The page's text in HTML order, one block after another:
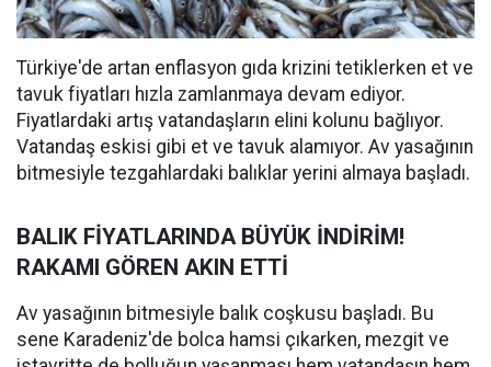
Türkiye'de artan enflasyon gıda krizini tetiklerken et ve
tavuk fiyatları hızla zamlanmaya devam ediyor.
Fiyatlardaki artış vatandaşların elini kolunu bağlıyor.
Vatandaş eskisi gibi et ve tavuk alamıyor. Av yasağının
bitmesiyle tezgahlardaki balıklar yerini almaya başladı.
BALIK FİYATLARINDA BÜYÜK İNDİRİM!
RAKAMI GÖREN AKIN ETTİ
Av yasağının bitmesiyle balık coşkusu başladı. Bu
sene Karadeniz'de bolca hamsi çıkarken, mezgit ve